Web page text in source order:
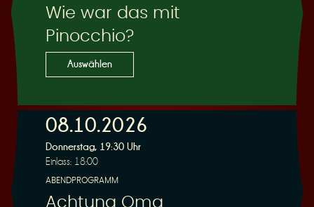
r
u
Wie war das mit
Pinocchio?
Auswählen
08.10.2026
Donnerstag, 19:30 Uhr
Einlass: 18:00
ABENDPROGRAMM
Achtung Oma